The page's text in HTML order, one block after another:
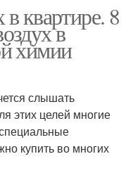
квартире. 8
в
химии
слышать
этих целей многие
купить во многих